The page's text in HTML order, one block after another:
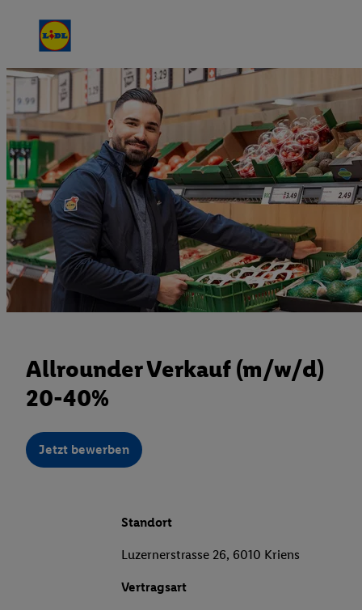
Allrounder Verkauf (m/w/d)
20-40%
Jetzt bewerben
Standort
Luzernerstrasse 26, 6010 Kriens
Vertragsart